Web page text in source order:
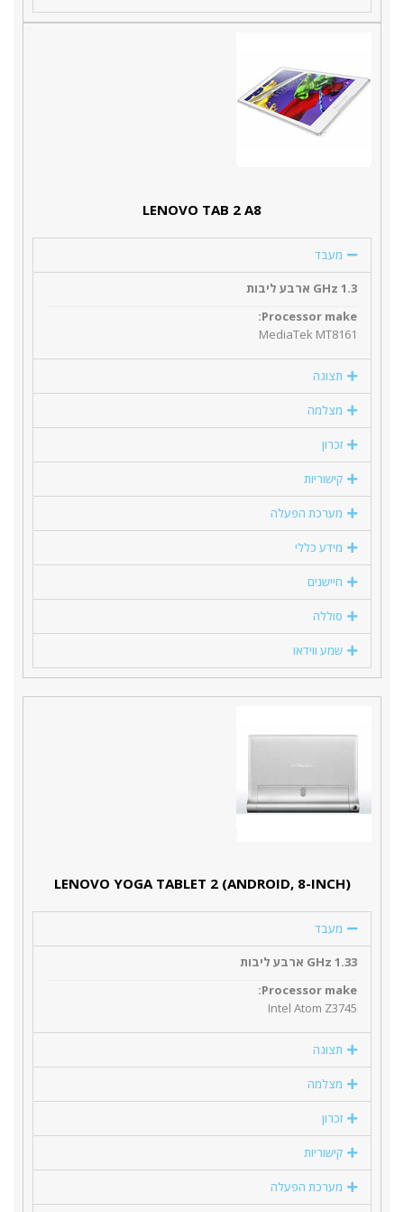
LENOVO TAB 2 A8
מעבד
1.3 GHz ארבע ליבות
Processor make:
MediaTek MT8161
תצוגה
מצלמה
זכרון
קישוריות
מערכת הפעלה
מידע כללי
חיישנים
סוללה
שמע ווידאו
(LENOVO YOGA TABLET 2 (ANDROID, 8-INCH
מעבד
1.33 GHz ארבע ליבות
Processor make:
Intel Atom Z3745
תצוגה
מצלמה
זכרון
קישוריות
מערכת הפעלה